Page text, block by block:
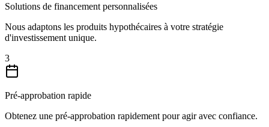
Solutions de financement personnalisées
Nous adaptons les produits hypothécaires à votre stratégie
d'investissement unique.
3
Pré-approbation rapide
Obtenez une pré-approbation rapidement pour agir avec confiance.